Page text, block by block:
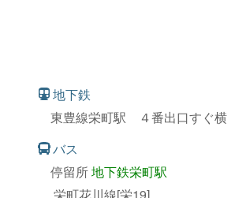
地下鉄
東豊線栄町駅 ４番出口すぐ横
バス
停留所地下鉄栄町駅